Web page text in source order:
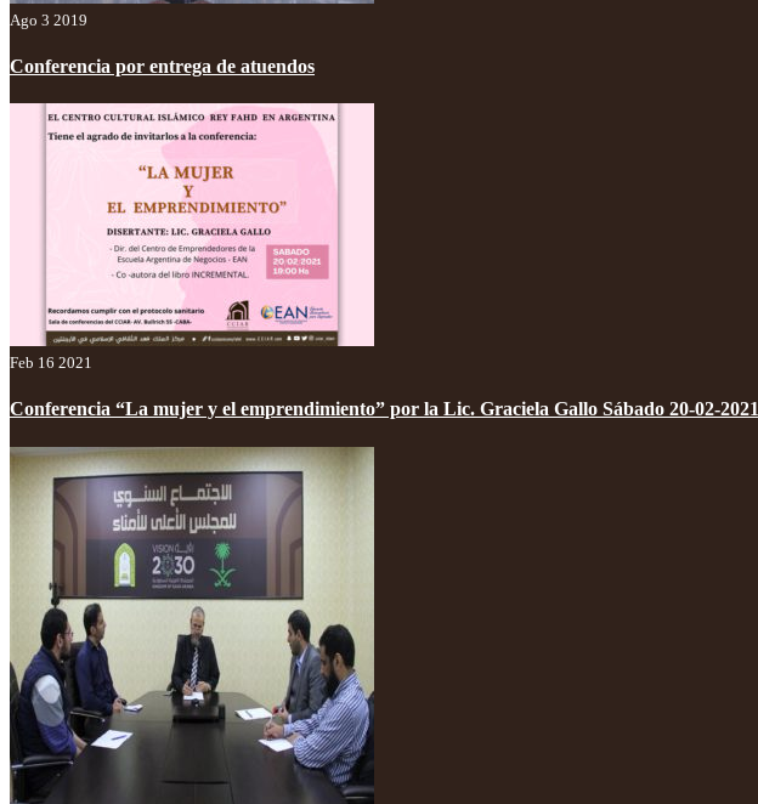
Ago 3 2019
Conferencia por entrega de atuendos
Feb 16 2021
Conferencia “La mujer y el emprendimiento” por la Lic. Graciela Gallo Sábado 20-02-2021